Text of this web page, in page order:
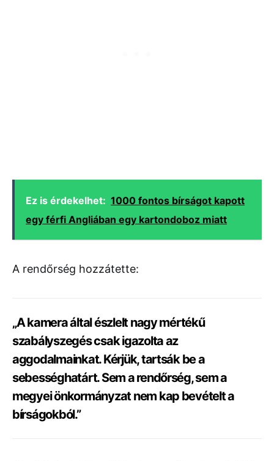
Ez is érdekelhet: 1000 fontos bírságot kapott
egy férfi Angliában egy kartondoboz miatt
A rendőrség hozzátette:
„A kamera által észlelt nagy mértékű
szabályszegés csak igazolta az
aggodalmainkat. Kérjük, tartsák be a
sebességhatárt. Sem a rendőrség, sem a
megyei önkormányzat nem kap bevételt a
bírságokból.”